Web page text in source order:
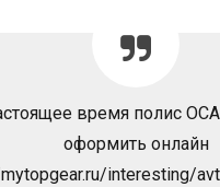
время полис
оформить онлайн
interesting/